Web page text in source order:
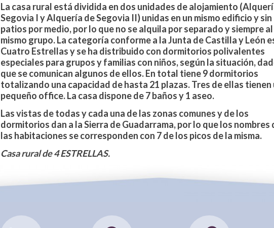
La casa rural está dividida en dos unidades de alojamiento
Segovia I y Alquería de Segovia II) unidas en un mismo edificio y sin
patios por medio, por lo que no se alquila por separado y siempre al
mismo grupo. La categoría conforme a la Junta de Castilla y León
Cuatro Estrellasy se ha distribuido con dormitorios polivalentes
especiales para grupos y familias con niños, según la situación,
que se comunican algunos de ellos. En total tiene 9 dormitorios
totalizando una capacidad de hasta 21 plazas. Tres de ellas tienen
pequeño office. La casa dispone de 7 baños y 1 aseo.
Las vistas de todas y cada una delas zonas comunes y de los
dormitorios dan a la Sierra de Guadarrama, por lo que los nombres
las habitaciones se corresponden con 7 de los picos de la misma.
Casa rural de 4 ESTRELLAS.